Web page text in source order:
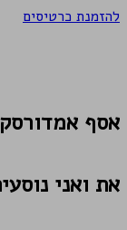
להזמנת כרטיסים
אסף
את ואני